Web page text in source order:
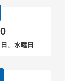
、水曜日